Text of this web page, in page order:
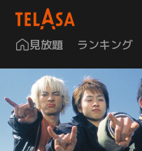
見放題 ランキング